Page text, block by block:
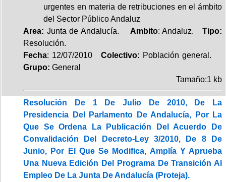
urgentes en materia de retribuciones en el ámbito
del Sector Público Andaluz
Area: Junta de Andalucía. Ambito: Andaluz.Tipo:
Resolución.
Fecha: 12/07/2010Colectivo: Población general.
Grupo: General
Tamaño:1 kb
Resolución De 1 De Julio De 2010, De La
Presidencia Del Parlamento De Andalucía, Por La
Que Se Ordena La Publicación Del Acuerdo De
Convalidación Del Decreto-Ley 3/2010, De 8 De
Junio, Por El Que Se Modifica, Amplía Y Aprueba
Una Nueva Edición Del Programa De Transición Al
Empleo De La Junta De Andalucía (Proteja).